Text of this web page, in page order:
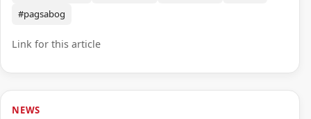
#pagsabog
Link for this article
NEWS